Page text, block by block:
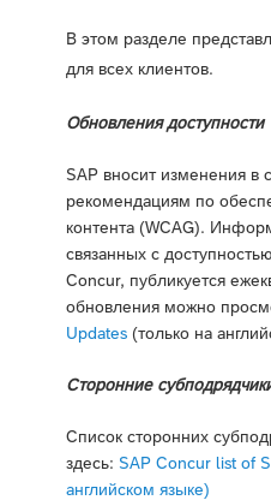
В этом разделе
для всех клиентов.
Обновления доступности
SAP вносит изменения в
рекомендациям по
контента (WCAG).
связанных с
Concur, публикуется
обновления можно
Updates (только на
Сторонние
Список сторонних
здесь: SAP Concur list of
английском языке)